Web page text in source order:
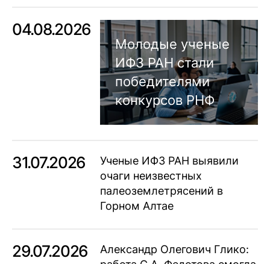
04.08.2026
Молодые ученые
ИФЗ РАН стали
победителями
конкурсов РНФ
31.07.2026
Ученые ИФЗ РАН выявили
очаги неизвестных
палеоземлетрясений в
Горном Алтае
29.07.2026
Александр Олегович Глико: